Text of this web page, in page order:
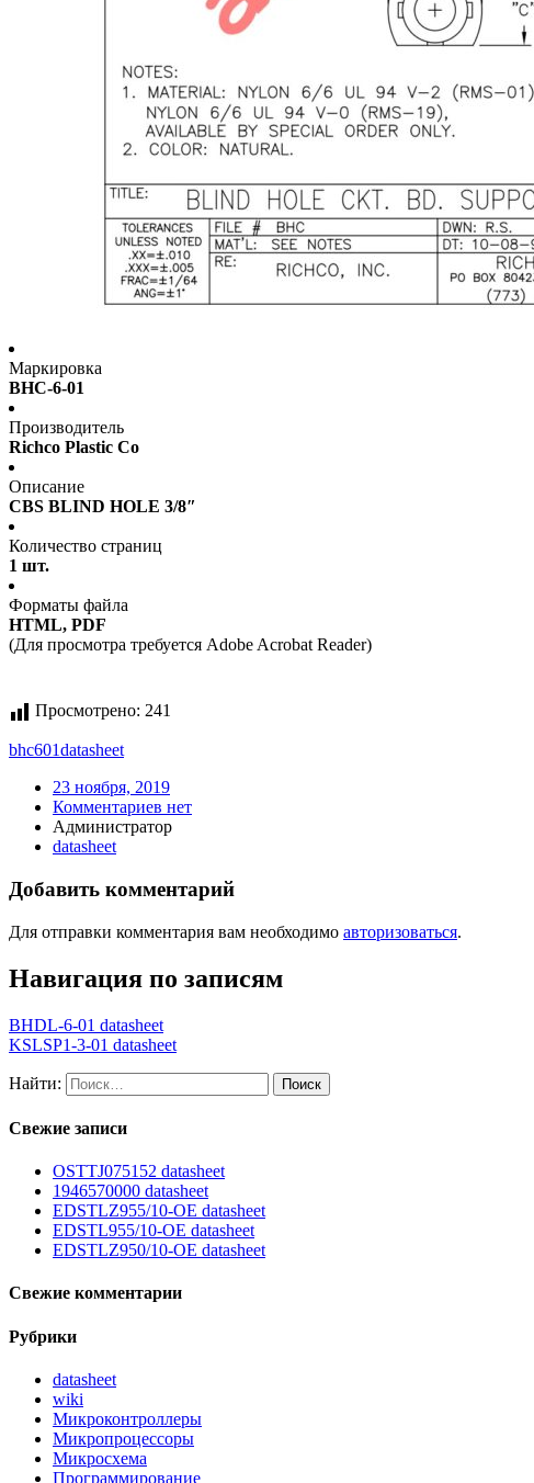
Маркировка
BHC-6-01
Производитель
Richco Plastic Co
Описание
CBS BLIND HOLE 3/8″
Количество страниц
1 шт.
Форматы файла
HTML, PDF
(Для просмотра требуется Adobe Acrobat Reader)
Просмотрено: 241
bhc601datasheet
23 ноября, 2019
Комментариев нет
Администратор
datasheet
Добавить комментарий
Для отправки комментария вам необходимо авторизоваться.
Навигация по записям
BHDL-6-01 datasheet
KSLSP1-3-01 datasheet
Найти:
Свежие записи
OSTTJ075152 datasheet
1946570000 datasheet
EDSTLZ955/10-OE datasheet
EDSTL955/10-OE datasheet
EDSTLZ950/10-OE datasheet
Свежие комментарии
Рубрики
datasheet
wiki
Микроконтроллеры
Микропроцессоры
Микросхема
Программирование